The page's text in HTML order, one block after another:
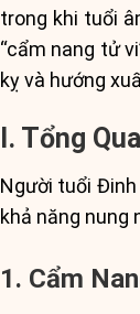
trong khi tuổi
“cẩm nang tử
kỵ và hướng
I. Tổng
Người tuổi
khả năng nung
1. Cẩm